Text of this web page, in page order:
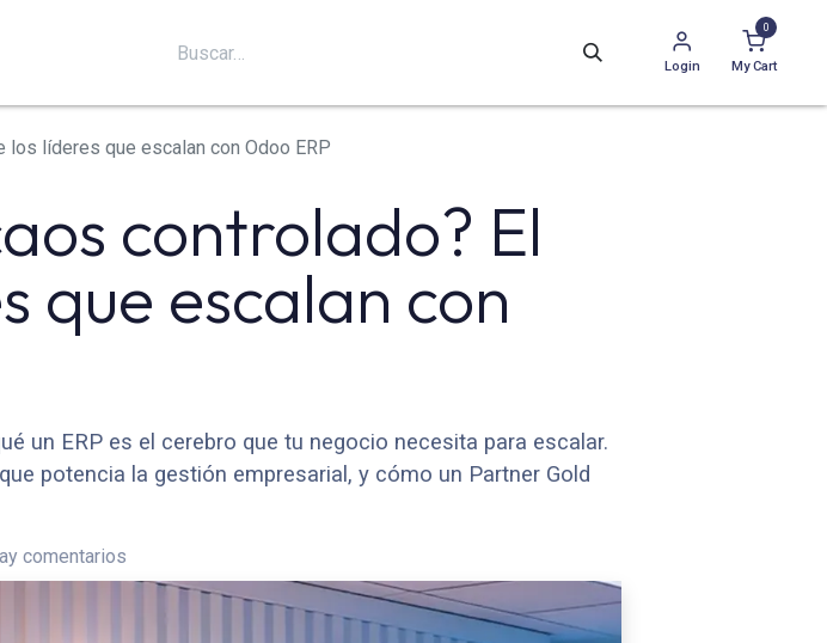
Login
0
My Cart
líderes que escalan con Odoo ERP
controlado? El
que escalan con
un ERP es el cerebro que tu negocio necesita para escalar.
potencia la gestión empresarial, y cómo un Partner Gold
comentarios